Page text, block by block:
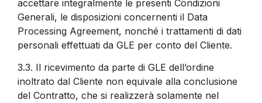
accettare integralmente le presenti Condizioni
Generali, le disposizioni concernenti il Data
Processing Agreement, nonché i trattamenti di dati
personali effettuati da GLE per conto del Cliente.
3.3. Il ricevimento da parte di GLE dell’ordine
inoltrato dal Cliente non equivale alla conclusione
del Contratto, che si realizzerà solamente nel